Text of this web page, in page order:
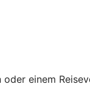
einem